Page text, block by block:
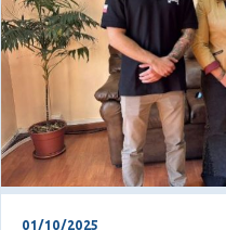
01/10/2025